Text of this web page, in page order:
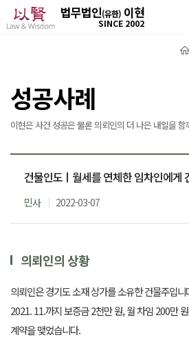
법무법인(유한) 이현
SINCE 2002
성공사례
이현은 사건 성공은 물론 의뢰인의 더 나은 내일을 함
건물인도ㅣ월세를 연체한 임차인에게
민사 2022-03-07
의뢰인의 상황
의뢰인은 경기도 소재 상가를 소유한 건물주입
2021. 11.까지 보증금 2천만 원, 월 차임 200만
계약을 맺었습니다.